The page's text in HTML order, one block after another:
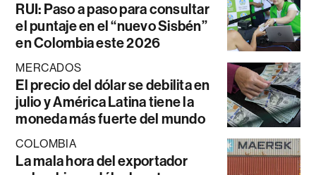
RUI: Paso a paso para consultar
el puntaje en el “nuevo Sisbén”
en Colombia este 2026
MERCADOS
El precio del dólar se debilita en
julio y América Latina tiene la
moneda más fuerte del mundo
COLOMBIA
La mala hora del exportador